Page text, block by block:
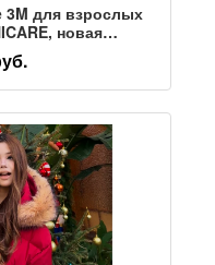
3M для взрослых
новая
хлопковая куртка
года